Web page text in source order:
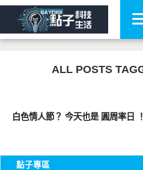
ALL POSTS
白色情人節？ 今天也是 圓周率日 ！
點子專區